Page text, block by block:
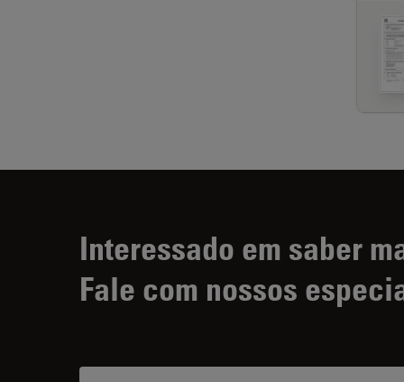
Interessado em saber
Fale com nossos